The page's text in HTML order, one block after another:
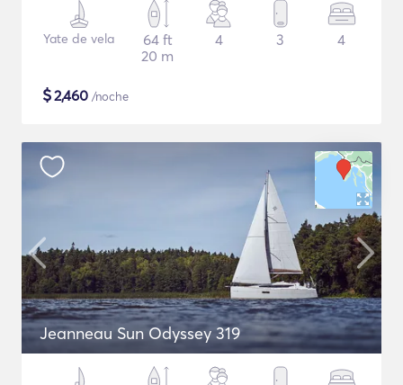
Yate de vela
64 ft
20 m
4 3 4
$2,460 /noche
Jeanneau Sun Odyssey 319